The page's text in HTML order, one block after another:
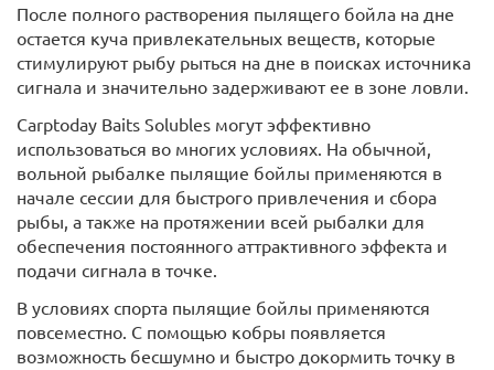
После полного растворения пылящего бойла на дне
остается куча привлекательных веществ, которые
стимулируют рыбу рыться на дне в поисках источника
сигнала и значительно задерживают ее в зоне ловли.
Carptoday Baits Solubles могут эффективно
использоваться во многих условиях. На обычной,
вольной рыбалке пылящие бойлы применяются в
начале сессии для быстрого привлечения и сбора
рыбы, а также на протяжении всей рыбалки для
обеспечения постоянного аттрактивного эффекта и
подачи сигнала в точке.
В условиях спорта пылящие бойлы применяются
повсеместно. С помощью кобры появляется
возможность бесшумно и быстро докормить точку в